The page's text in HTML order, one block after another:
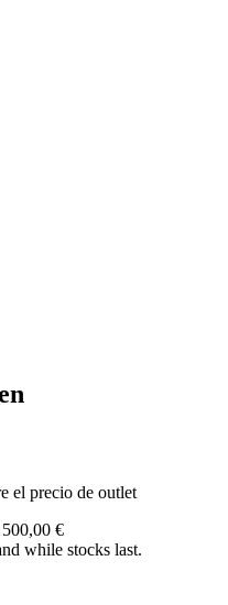
el precio de outlet
€
while stocks last.